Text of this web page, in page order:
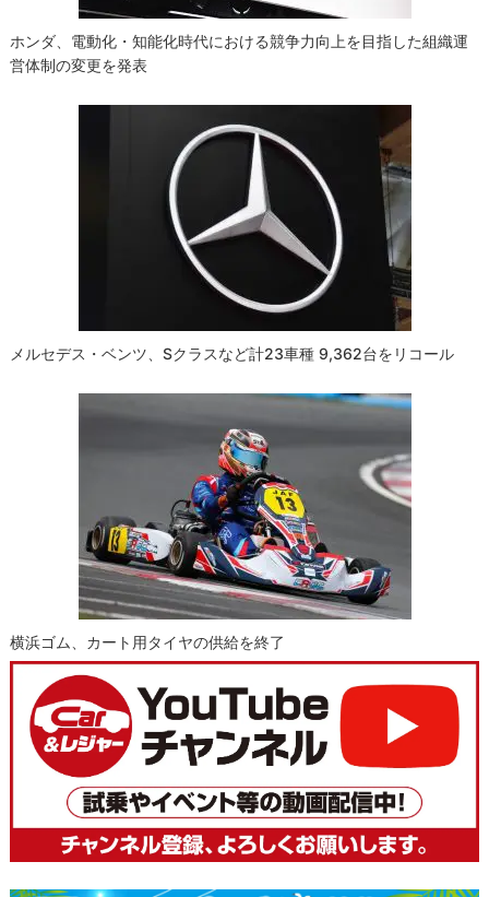
ホンダ、電動化・知能化時代における競争力向上を目指した組織運
営体制の変更を発表
メルセデス・ベンツ、Sクラスなど計23車種 9,362台をリコール
横浜ゴム、カート用タイヤの供給を終了